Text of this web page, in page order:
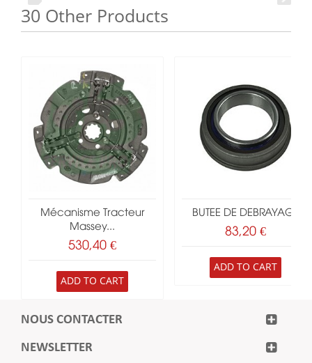
30 Other Products
Mécanisme Tracteur
Massey...
530,40 €
ADD TO CART
BUTEE DE DEBRAYAGE
83,20 €
ADD TO CART
NOUS CONTACTER
NEWSLETTER